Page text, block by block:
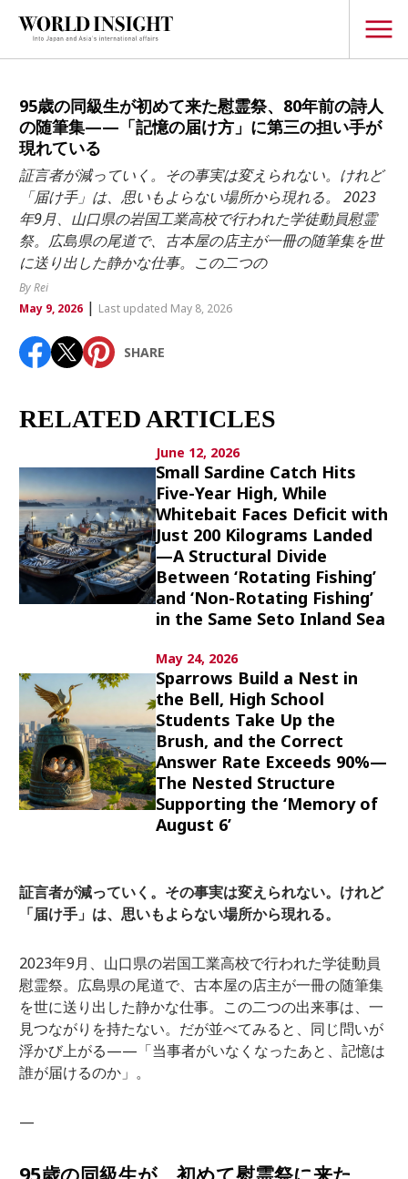
TOPICS
Interview
Japanese
Hiroshima
Politics
Security
Tech/Science
Society
Environment
Culture
Article List
Popular keywords
japan globalization
nootbaarhachimura
95歳の同級生が初めて来た慰霊祭、80年前の詩人
の随筆集——「記憶の届け方」に第三の担い手が
現れている
証言者が減っていく。その事実は変えられない。けれど
「届け手」は、思いもよらない場所から現れる。 2023
年9月、山口県の岩国工業高校で行われた学徒動員慰霊
祭。広島県の尾道で、古本屋の店主が一冊の随筆集を世
に送り出した静かな仕事。この二つの
By Rei
May 9, 2026| Last updated May 8, 2026
SHARE
RELATED ARTICLES
June 12, 2026
Small Sardine Catch Hits
Five-Year High, While
Whitebait Faces Deficit with
Just 200 Kilograms Landed
—A Structural Divide
Between ‘Rotating Fishing’
and ‘Non-Rotating Fishing’
in the Same Seto Inland Sea
May 24, 2026
Sparrows Build a Nest in
the Bell, High School
Students Take Up the
Brush, and the Correct
Answer Rate Exceeds 90%—
The Nested Structure
Supporting the ‘Memory of
August 6’
証言者が減っていく。その事実は変えられない。けれど
「届け手」は、思いもよらない場所から現れる。
2023年9月、山口県の岩国工業高校で行われた学徒動員
慰霊祭。広島県の尾道で、古本屋の店主が一冊の随筆集
を世に送り出した静かな仕事。この二つの出来事は、一
見つながりを持たない。だが並べてみると、同じ問いが
浮かび上がる——「当事者がいなくなったあと、記憶は
誰が届けるのか」。
—
Popular keywords
Fukushimajapan globalizationOHTANInootbaar
hachimura